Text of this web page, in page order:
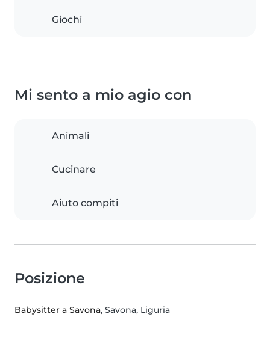
Giochi
Mi sento a mio agio con
Animali
Cucinare
Aiuto compiti
Posizione
Babysitter a Savona, Savona, Liguria